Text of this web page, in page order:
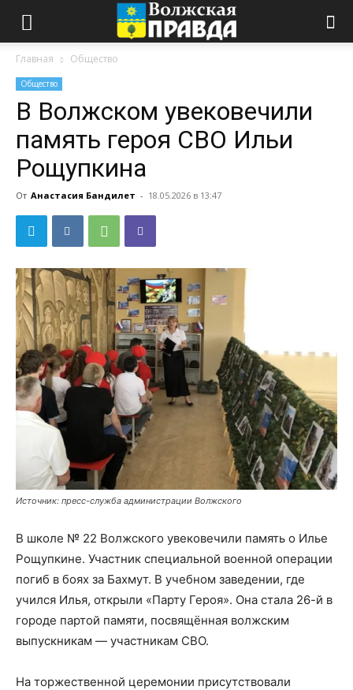
Главная Общество
Общество
В Волжском увековечили
память героя СВО Ильи
Рощупкина
От Анастасия Бандилет - 18.05.2026 в 13:47
Источник: пресс-служба администрации Волжского
В школе № 22 Волжского увековечили память о Илье
Рощупкине. Участник специальной военной операции
погиб в боях за Бахмут. В учебном заведении, где
учился Илья, открыли «Парту Героя». Она стала 26-й в
городе партой памяти, посвящённая волжским
выпускникам — участникам СВО.
На торжественной церемонии присутствовали